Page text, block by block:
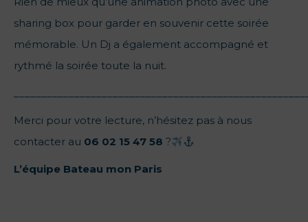
sharing box pour garder en souvenir cette soirée
mémorable. Un Dj a également accompagné et
rythmé la soirée toute la nuit.
Merci pour votre lecture, n’hésitez pas à nous
contacter au 06 02 15 47 58 ?‍
L’équipe Bateau mon Paris